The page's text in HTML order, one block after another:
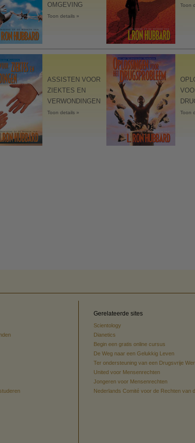
OMGEVING
Toon details »
Toon
ASSISTEN VOOR
ZIEKTES EN
VERWONDINGEN
Toon details » Toon
Gerelateerde sites
Scientology
Dianetics
Begin een gratis online cursus
De Weg naar een Gelukkig Leven
Ter ondersteuning van een Drugsvrije
United voor Mensenrechten
Jongeren voor Mensenrechten
Nederlands Comité voor de Rechten van